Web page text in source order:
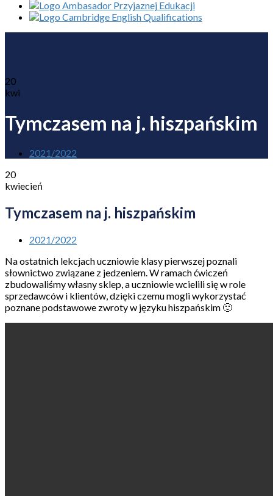
20
kwi
Tymczasem na j. hiszpańskim
2021/2022
20
kwiecień
Tymczasem na j. hiszpańskim
2021/2022
Na ostatnich lekcjach uczniowie klasy pierwszej poznali
słownictwo związane z jedzeniem. W ramach ćwiczeń
zbudowaliśmy własny sklep, a uczniowie wcielili się w role
sprzedawców i klientów, dzięki czemu mogli wykorzystać
poznane podstawowe zwroty w języku hiszpańskim 🙂